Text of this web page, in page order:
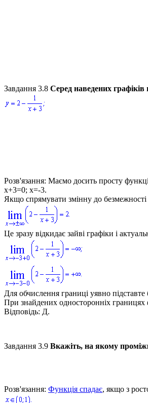
Завдання 3.8 Серед наведених графіків
Розв'язання: Маємо досить просту
x+3=0; x=-3.
Якщо спрямувати змінну до безмежності
Це зразу відкидає зайві графіки і
Для обчислення границі уявно
При знайдених односторонніх границях
Відповідь: Д.
Завдання 3.9 Вкажіть, на якому
Розв'язання: Функція спадає, якщо з